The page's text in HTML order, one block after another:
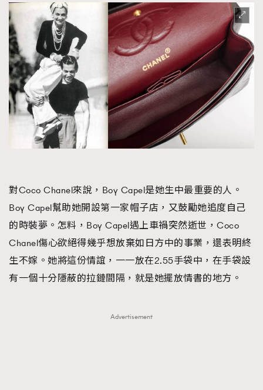
對Coco Chanel來說，Boy Capel是她生中最重要的人。
Boy Capel幫助她開設第一家帽子店，又鼓勵她追度自己
的時裝夢。怎料，Boy Capel遇上車禍突然逝世，Coco
Chanel傷心欲絕得幾乎想放棄如日方中的事業，還表明終
生不嫁。她將這份情誼，一一放在2.55手袋中，在手袋設
有一個十分隱蔽的拉鏈間隔，就是她擺放情書的地方。
Advertisement